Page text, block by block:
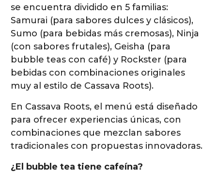
se encuentra dividido en 5 familias:
Samurai (para sabores dulces y clásicos),
Sumo (para bebidas más cremosas), Ninja
(con sabores frutales), Geisha (para
bubble teas con café) y Rockster (para
bebidas con combinaciones originales
muy al estilo de Cassava Roots).
En Cassava Roots, el menú está diseñado
para ofrecer experiencias únicas, con
combinaciones que mezclan sabores
tradicionales con propuestas innovadoras.
¿El bubble tea tiene cafeína?